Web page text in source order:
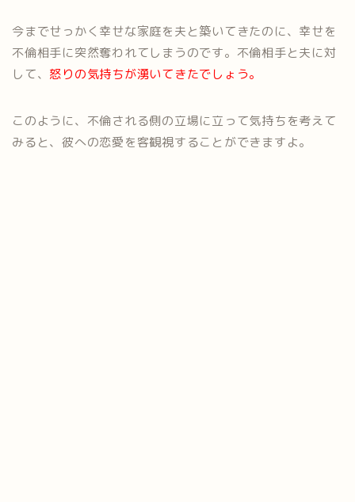
今までせっかく幸せな家庭を夫と築いてきたのに、幸せを
不倫相手に突然奪われてしまうのです。不倫相手と夫に対
して、 怒りの気持ちが湧いてきたでしょう。
このように、不倫される側の立場に立って気持ちを考えて
みると、彼への恋愛を客観視することができますよ。